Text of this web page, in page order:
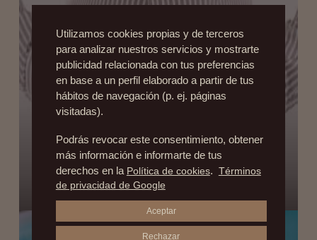
LA CIRUGÍA ESTÉTICA TAMBIÉN ES COSA
DE HOMBRES
3 de octubre de 2014
Utilizamos cookies propias y de terceros
para analizar nuestros servicios y mostrarte
publicidad relacionada con tus preferencias
en base a un perfil elaborado a partir de tus
hábitos de navegación (p. ej. páginas
visitadas).
Podrás revocar este consentimiento, obtener
más información e informarte de tus
derechos en la Política de cookies. Términos
de privacidad de Google
Aceptar
Rechazar